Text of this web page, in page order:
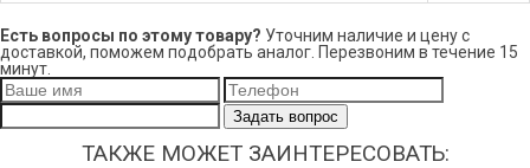
Есть вопросы по этому товару? Уточним наличие и цену с
доставкой, поможем подобрать аналог. Перезвоним в течение 15
минут.
Задать вопрос
ТАКЖЕ МОЖЕТ ЗАИНТЕРЕСОВАТЬ: